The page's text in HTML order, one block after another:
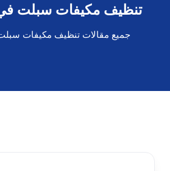
تنظيف مكيفات سبلت
جميع مقالات تنظيف مكيفات